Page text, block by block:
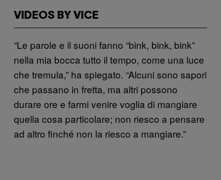
VIDEOS BY VICE
“Le parole e il suoni fanno “bink, bink, bink”
nella mia bocca tutto il tempo, come una luce
che tremula,” ha spiegato. “Alcuni sono sapori
che passano in fretta, ma altri possono
durare ore e farmi venire voglia di mangiare
quella cosa particolare; non riesco a pensare
ad altro finché non la riesco a mangiare.”